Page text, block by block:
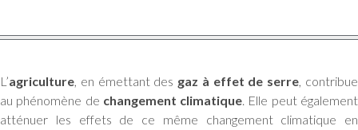
L’agriculture, en émettant des gaz à effet de serre, contribue
au phénomène de changement climatique. Elle peut également
atténuer les effets de ce même changement climatique en